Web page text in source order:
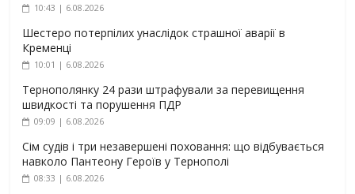
10:43 | 6.08.2026
Шестеро потерпілих унаслідок страшної аварії в
Кременці
10:01 | 6.08.2026
Тернополянку 24 рази штрафували за перевищення
швидкості та порушення ПДР
09:09 | 6.08.2026
Сім судів і три незавершені поховання: що відбувається
навколо Пантеону Героїв у Тернополі
08:33 | 6.08.2026